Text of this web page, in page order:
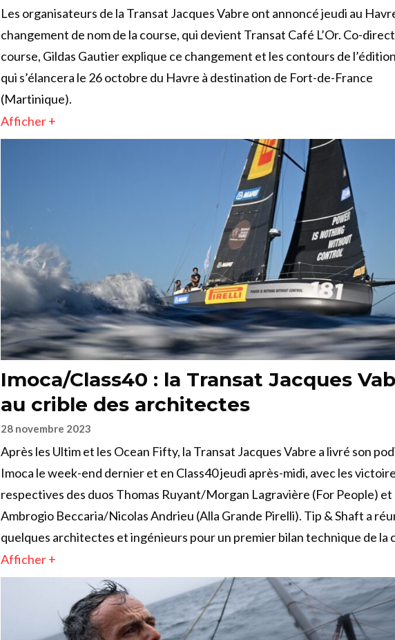
Les organisateurs de la Transat Jacques Vabre ont annoncé jeudi au
changement de nom de la course, qui devient Transat Café L’Or. Co-
course, Gildas Gautier explique ce changement et les contours de
qui s’élancera le 26 octobre du Havre à destination de Fort-de-France
(Martinique).
Afficher +
Imoca/Class40 : la Transat Jacques
au crible des architectes
28 novembre 2023
Après les Ultim et les Ocean Fifty, la Transat Jacques Vabre a livré son
Imoca le week-end dernier et en Class40 jeudi après-midi, avec les
respectives des duos Thomas Ruyant/Morgan Lagravière (For People) et
Ambrogio Beccaria/Nicolas Andrieu (Alla Grande Pirelli). Tip & Shaft a
quelques architectes et ingénieurs pour un premier bilan technique de la
Afficher +